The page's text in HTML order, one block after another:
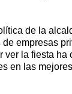
de la
de empresas
ver la fiesta ha
en las